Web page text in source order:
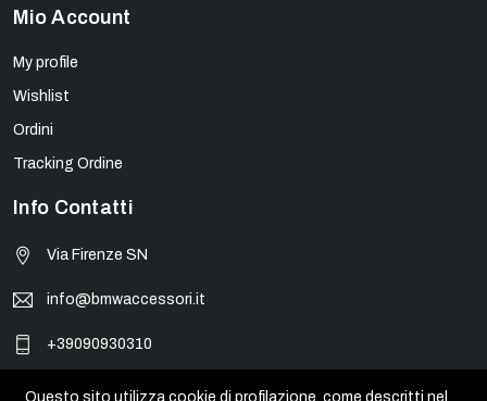
Mio Account
My profile
Wishlist
Ordini
Tracking Ordine
Info Contatti
Via Firenze SN
info@bmwaccessori.it
+39090930310
Questo sito utilizza cookie di profilazione, come descritti nel